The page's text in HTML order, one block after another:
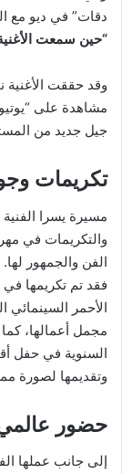
دقات” في ديو مع
“حين سمعت
وقد حققت الأغنية
مشاهدة على
جيل جديد من
تكريمات
مسيرة يسرا
والتكريمات في
الفن والجمهور لها.
فقد تم تكريمها في
الأحمر السينمائي
السنوية في حفل
وتقديمها لصورة
حضور
إلى جانب عملها